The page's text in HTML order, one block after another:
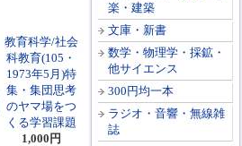
楽・建築
文庫・新書
数学・物理学・採鉱・
他サイエンス
300円均一本
ラジオ・音響・無線雑
誌
教育科学/社会
科教育(105・
1973年5月)特
集・集団思考
のヤマ場をつ
くる学習課題
1,000円